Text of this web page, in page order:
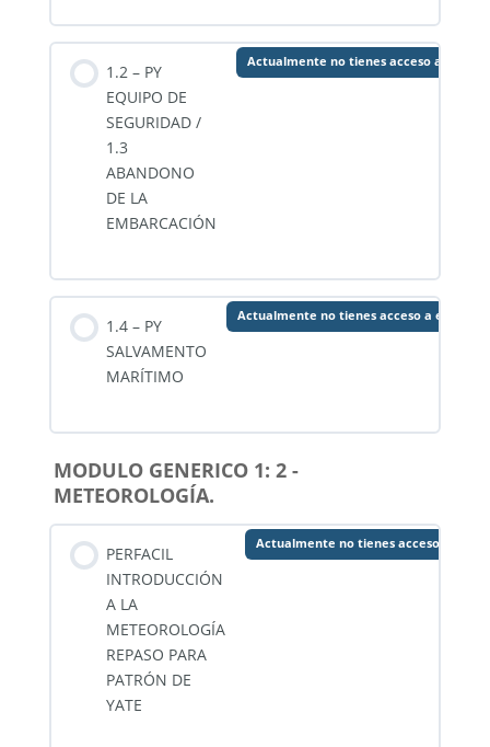
1.2 – PY
EQUIPO DE
SEGURIDAD /
1.3
ABANDONO
DE LA
EMBARCACIÓN
Actualmente no tienes acceso a este
1.4 – PY
SALVAMENTO
MARÍTIMO
Actualmente no tienes acceso a este
MODULO GENERICO 1: 2 -
METEOROLOGÍA.
PERFACIL
INTRODUCCIÓN
A LA
METEOROLOGÍA
REPASO PARA
PATRÓN DE
YATE
Actualmente no tienes acceso a este